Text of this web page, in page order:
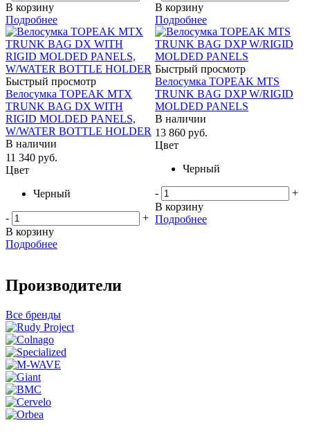
В корзину
Подробнее
В корзину
Подробнее
Быстрый просмотр
Велосумка TOPEAK MTX
TRUNK BAG DX WITH
RIGID MOLDED PANELS,
W/WATER BOTTLE HOLDER
В наличии
11 340 руб.
Цвет
Черный
-
+
В корзину
Подробнее
Быстрый просмотр
Велосумка TOPEAK MTS
TRUNK BAG DXP W/RIGID
MOLDED PANELS
В наличии
13 860 руб.
Цвет
Черный
-
+
В корзину
Подробнее
Производители
Все бренды